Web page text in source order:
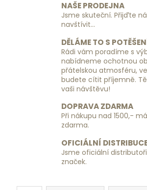
NAŠE PRODEJNA
Jsme skuteční. Přijďte
navštívit...
DĚLÁME TO S
Rádi vám poradíme s
nabídneme ochotnou
přátelskou atmosféru,
budete cítit příjemně.
vaši návštěvu!
DOPRAVA ZDARMA
Při nákupu nad 1500,-
zdarma.
OFICIÁLNÍ
Jsme oficiální
značek.